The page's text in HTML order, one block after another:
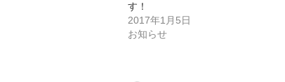
す！
2017年1月5日
お知らせ